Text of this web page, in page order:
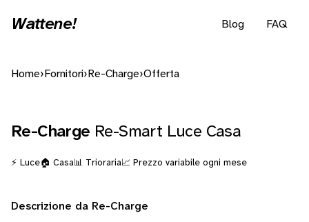
Wattene! Blog FAQ
Home› Fornitori› Re-Charge›Offerta
Re-Charge Re-Smart Luce Casa
⚡ Luce🏠 Casa📊 Trioraria📈 Prezzo variabile ogni mese
Descrizione da Re-Charge